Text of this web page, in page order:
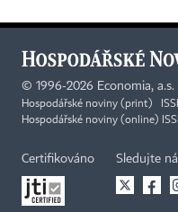
© 1996-2026 Economia, a.s.
Hospodářské noviny (print)
Hospodářské noviny (online)
Certifikováno Sledujte